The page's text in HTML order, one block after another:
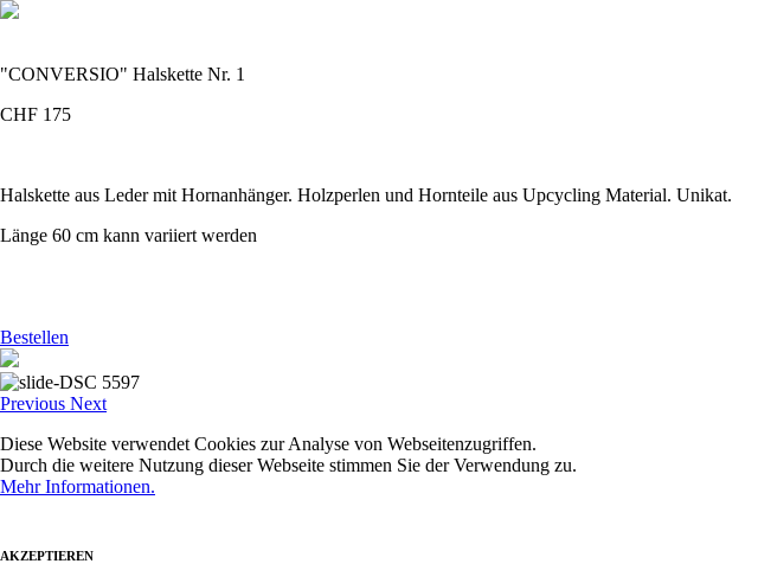
"CONVERSIO" Halskette Nr. 1
CHF 175
Halskette aus Leder mit Hornanhänger. Holzperlen und Hornteile aus Upcycling Material. Unikat.
Länge 60 cm kann variiert werden
Bestellen
Previous Next
Diese Website verwendet Cookies zur Analyse von Webseitenzugriffen.
Durch die weitere Nutzung dieser Webseite stimmen Sie der Verwendung zu.
Mehr Informationen.
AKZEPTIEREN